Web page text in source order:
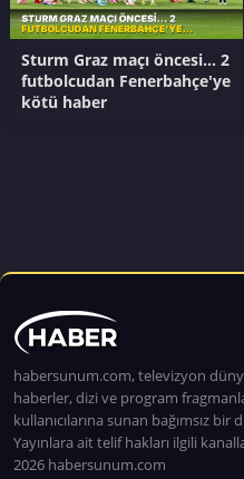
Sturm Graz maçı öncesi... 2
futbolcudan Fenerbahçe'ye
kötü haber
habersunum.com, televizyon
haberler, dizi ve program
kullanıcılarına sunan bağımsız
Yayınlara ait telif hakları ilgili
2026 habersunum.com